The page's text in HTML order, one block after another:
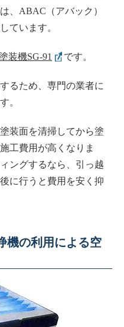
、ABAC（アバック）
ています。
装機SG-91 です。
るため、専門の業者に
。
装面を清掃してから塗
工費用が高くなりま
ングするなら、引っ越
に行うと費用を安く抑
機の利用による空